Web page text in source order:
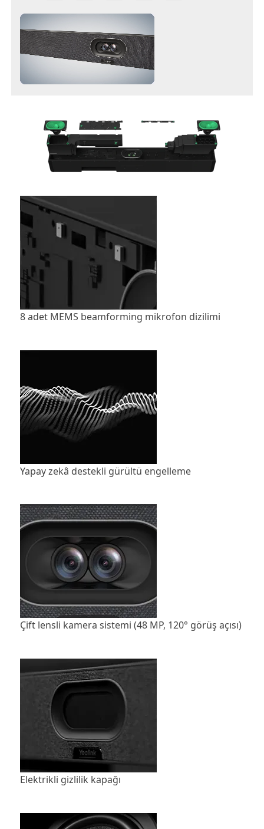
8 adet MEMS beamforming mikrofon dizilimi
Yapay zekâ destekli gürültü engelleme
Çift lensli kamera sistemi (48 MP, 120° görüş açısı)
Elektrikli gizlilik kapağı